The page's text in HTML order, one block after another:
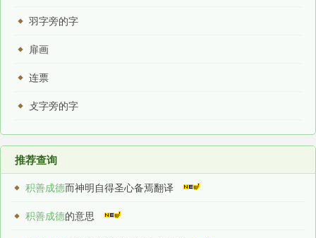
羽字旁的字
扉画
连票
攴字旁的字
推荐查询
积善成德而神明自得圣心备焉翻译
积善成德的意思